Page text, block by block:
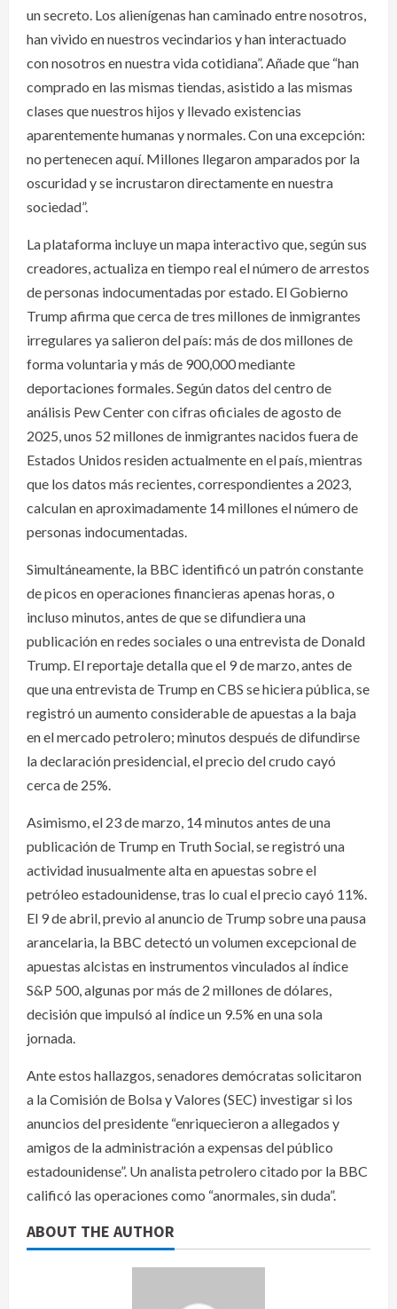
un secreto. Los alienígenas han caminado entre nosotros,
han vivido en nuestros vecindarios y han interactuado
con nosotros en nuestra vida cotidiana”. Añade que “han
comprado en las mismas tiendas, asistido a las mismas
clases que nuestros hijos y llevado existencias
aparentemente humanas y normales. Con una excepción:
no pertenecen aquí. Millones llegaron amparados por la
oscuridad y se incrustaron directamente en nuestra
sociedad”.
La plataforma incluye un mapa interactivo que, según sus
creadores, actualiza en tiempo real el número de arrestos
de personas indocumentadas por estado. El Gobierno
Trump afirma que cerca de tres millones de inmigrantes
irregulares ya salieron del país: más de dos millones de
forma voluntaria y más de 900,000 mediante
deportaciones formales. Según datos del centro de
análisis Pew Center con cifras oficiales de agosto de
2025, unos 52 millones de inmigrantes nacidos fuera de
Estados Unidos residen actualmente en el país, mientras
que los datos más recientes, correspondientes a 2023,
calculan en aproximadamente 14 millones el número de
personas indocumentadas.
Simultáneamente, la BBC identificó un patrón constante
de picos en operaciones financieras apenas horas, o
incluso minutos, antes de que se difundiera una
publicación en redes sociales o una entrevista de Donald
Trump. El reportaje detalla que el 9 de marzo, antes de
que una entrevista de Trump en CBS se hiciera pública, se
registró un aumento considerable de apuestas a la baja
en el mercado petrolero; minutos después de difundirse
la declaración presidencial, el precio del crudo cayó
cerca de 25%.
Asimismo, el 23 de marzo, 14 minutos antes de una
publicación de Trump en Truth Social, se registró una
actividad inusualmente alta en apuestas sobre el
petróleo estadounidense, tras lo cual el precio cayó 11%.
El 9 de abril, previo al anuncio de Trump sobre una pausa
arancelaria, la BBC detectó un volumen excepcional de
apuestas alcistas en instrumentos vinculados al índice
S&P 500, algunas por más de 2 millones de dólares,
decisión que impulsó al índice un 9.5% en una sola
jornada.
Ante estos hallazgos, senadores demócratas solicitaron
a la Comisión de Bolsa y Valores (SEC) investigar si los
anuncios del presidente “enriquecieron a allegados y
amigos de la administración a expensas del público
estadounidense”. Un analista petrolero citado por la BBC
calificó las operaciones como “anormales, sin duda”.
ABOUT THE AUTHOR